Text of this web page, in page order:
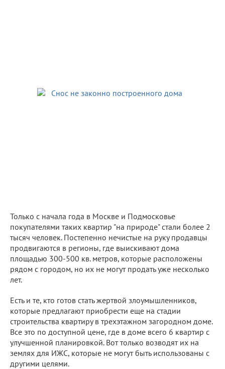
Только с начала года в Москве и Подмосковье
покупателями таких квартир "на природе" стали более 2
тысяч человек. Постепенно нечистые на руку продавцы
продвигаются в регионы, где выискивают дома
площадью 300-500 кв. метров, которые расположены
рядом с городом, но их не могут продать уже несколько
лет.
Есть и те, кто готов стать жертвой злоумышленников,
которые предлагают приобрести еще на стадии
строительства квартиру в трехэтажном загородном доме.
Все это по доступной цене, где в доме всего 6 квартир с
улучшенной планировкой. Вот только возводят их на
землях для ИЖС, которые не могут быть использованы с
другими целями.